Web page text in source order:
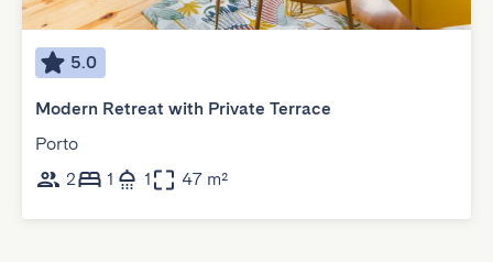
5.0
Modern Retreat with Private Terrace
Porto
2
1 1 47 m²